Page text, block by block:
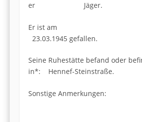
er Jäger.
Er ist
23.03.1945 gefallen.
Seine Ruhestätte befand oder
in*: Hennef-Steinstraße.
Sonstige Anmerkungen: